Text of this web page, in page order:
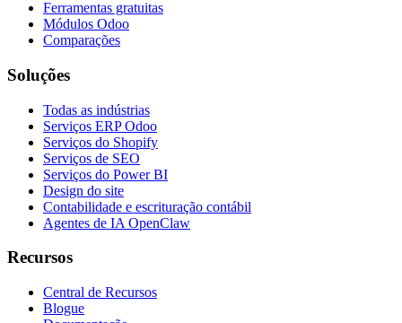
Ferramentas gratuitas
Módulos Odoo
Comparações
Soluções
Todas as indústrias
Serviços ERP Odoo
Serviços do Shopify
Serviços de SEO
Serviços do Power BI
Design do site
Contabilidade e escrituração contábil
Agentes de IA OpenClaw
Recursos
Central de Recursos
Blogue